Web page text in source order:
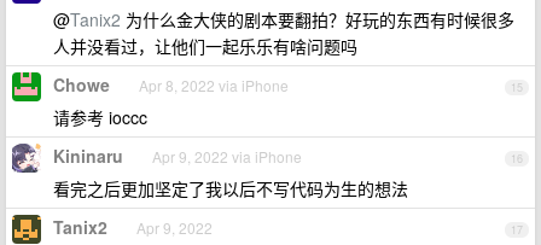
@Tanix2 为什么金大侠的剧本要翻拍？好玩的东西有时候很多
人并没看过，让他们一起乐乐有啥问题吗
15
Chowe Apr 8, 2022 via iPhone
请参考 ioccc
16
Kininaru Apr 9, 2022 via iPhone
看完之后更加坚定了我以后不写代码为生的想法
17
Tanix2 Apr 9, 2022